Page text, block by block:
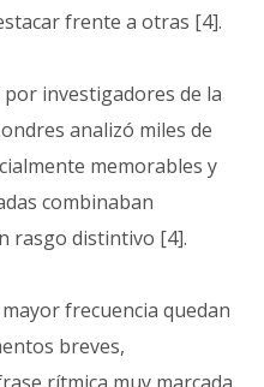
frente a otras [4].
investigadores de la
analizó miles de
memorables y
combinaban
rasgo distintivo [4].
frecuencia quedan
breves,